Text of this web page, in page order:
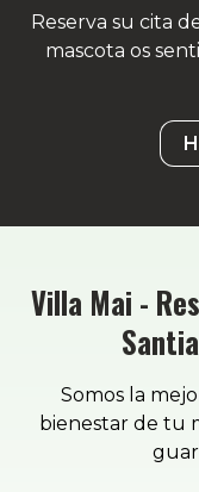
Reserva su cita
mascota os
Villa Mai -
Somos la
bienestar de tu